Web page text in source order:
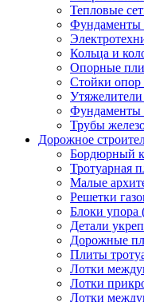
Тепловые
Фундаменты
Кольца и
Опорные
Стойки
Фундаменты
Трубы
Дорожное
Бордюрный
Тротуарная
Малые
Решетки
Блоки упора
Детали
Дорожные
Плиты
Лотки
Лотки
Лотки